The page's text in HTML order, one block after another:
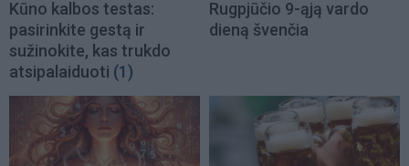
Kūno kalbos testas:
pasirinkite gestą ir
sužinokite, kas trukdo
atsipalaiduoti (1)
Rugpjūčio 9-ąją vardo
dieną švenčia